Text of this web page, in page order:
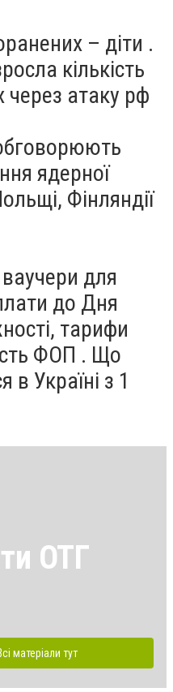
– діти .
кількість
через атаку рф
ядерної
Фінляндії
для
до Дня
тарифи
ФОП . Що
в Україні з 1
ОТГ
матеріали тут